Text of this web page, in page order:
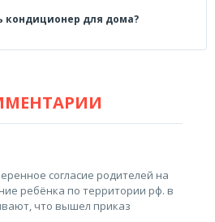
кондиционер для дома?
согласие родителей на
ребёнка по территории рф. в
что вышел приказ